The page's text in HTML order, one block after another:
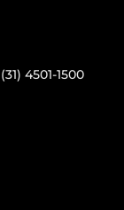
4501-1500